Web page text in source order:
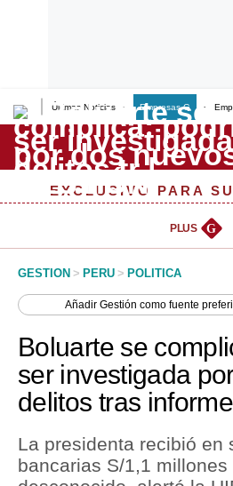
Últimas Noticias Empresas G
Lo último
Peru Quiosco
Management & Empleo
Perú
Política
Finanzas Personales
EXCLUSIVO PARA
PLUS G
GESTION > PERU > POLITICA
AñadirGestión como fuente
Boluarte se
ser investigada
delitos tras
La presidenta recibió en
bancarias S/1,1 millones